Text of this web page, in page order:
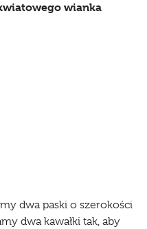
wianka
dwa paski o szerokości
dwa kawałki tak, aby